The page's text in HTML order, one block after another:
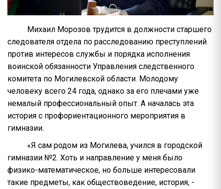
Михаил Морозов трудится в должности старшего
следователя отдела по расследованию преступлений
против интересов службы и порядка исполнения
воинской обязанности Управления следственного
комитета по Могилевской области. Молодому
человеку всего 24 года, однако за его плечами уже
немалый профессиональный опыт. А началась эта
история с профориентационного мероприятия в
гимназии.
«Я сам родом из Могилева, учился в городской
гимназии №2. Хоть и направление у меня было
физико-математическое, но больше интересовали
такие предметы, как обществоведение, история, -